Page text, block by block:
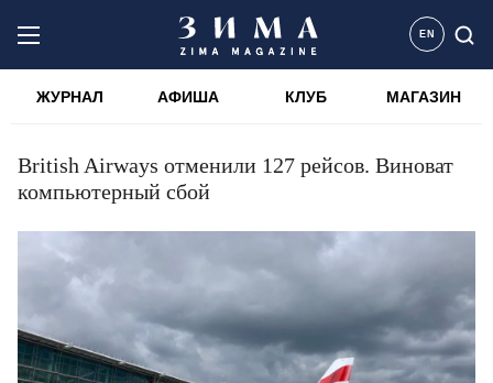
EN
ЖУРНАЛ АФИША КЛУБ МАГАЗИН
British Airways отменили 127 рейсов. Виноват
компьютерный сбой